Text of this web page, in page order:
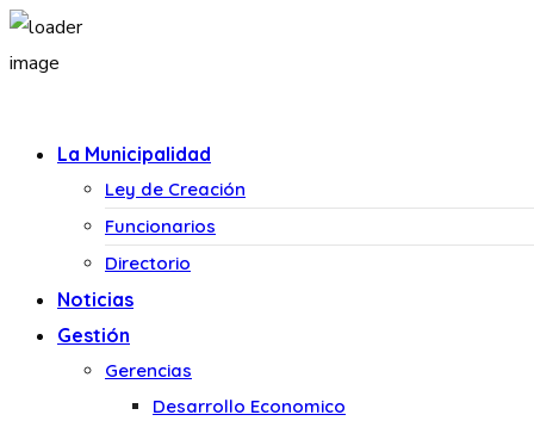
La Municipalidad
Ley de Creación
Funcionarios
Directorio
Noticias
Gestión
Gerencias
Desarrollo Economico